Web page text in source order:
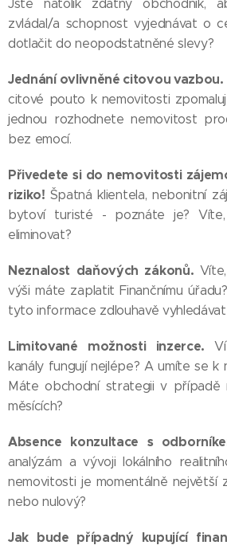
Jste natolik zdatný obchodník,
zvládal/a schopnost vyjednávat o
dotlačit do neopodstatněné slevy?
Jednání ovlivněné citovou vazbou.
citové pouto k nemovitosti
jednou rozhodnete nemovitost
bez emocí.
Přivedete si do nemovitosti
riziko! Špatná klientela, nebonitní
bytoví turisté - poznáte je?
eliminovat?
Neznalost daňových zákonů.
výši máte zaplatit Finančnímu
tyto informace zdlouhavě
Limitované možnosti inzerce.
kanály fungují nejlépe? A umíte se k
Máte obchodní strategii v případě
měsících?
Absence konzultace s
analýzám a vývoji lokálního
nemovitosti je momentálně největší
nebo nulový?
Jak bude případný kupující